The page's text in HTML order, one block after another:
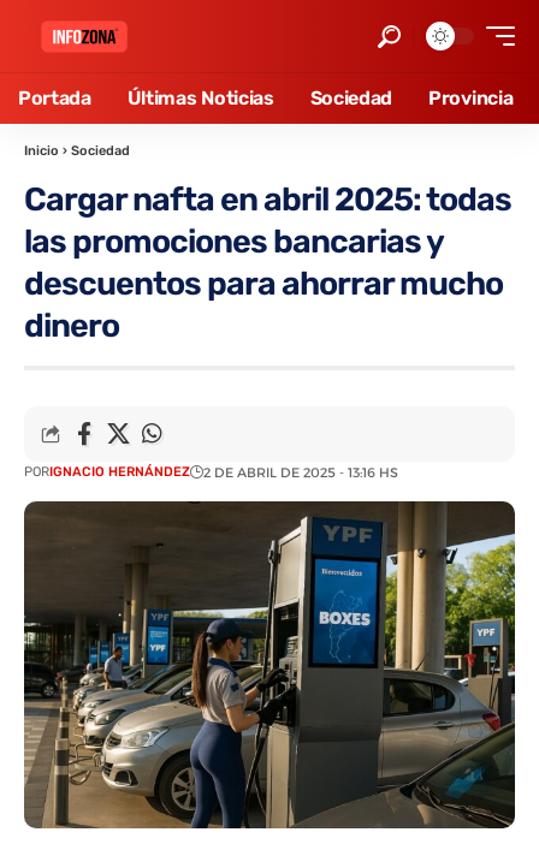
Portada Últimas Noticias Sociedad Provincia
Inicio › Sociedad
Cargar nafta en abril 2025: todas
las promociones bancarias y
descuentos para ahorrar mucho
dinero
PORIGNACIO HERNÁNDEZ 2 DE ABRIL DE 2025 - 13:16 HS